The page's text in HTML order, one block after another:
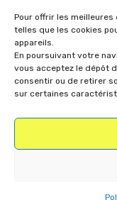
Pour offrir les
telles que les cookies
appareils.
En poursuivant votre
vous acceptez le dépôt
consentir ou de retirer
sur certaines